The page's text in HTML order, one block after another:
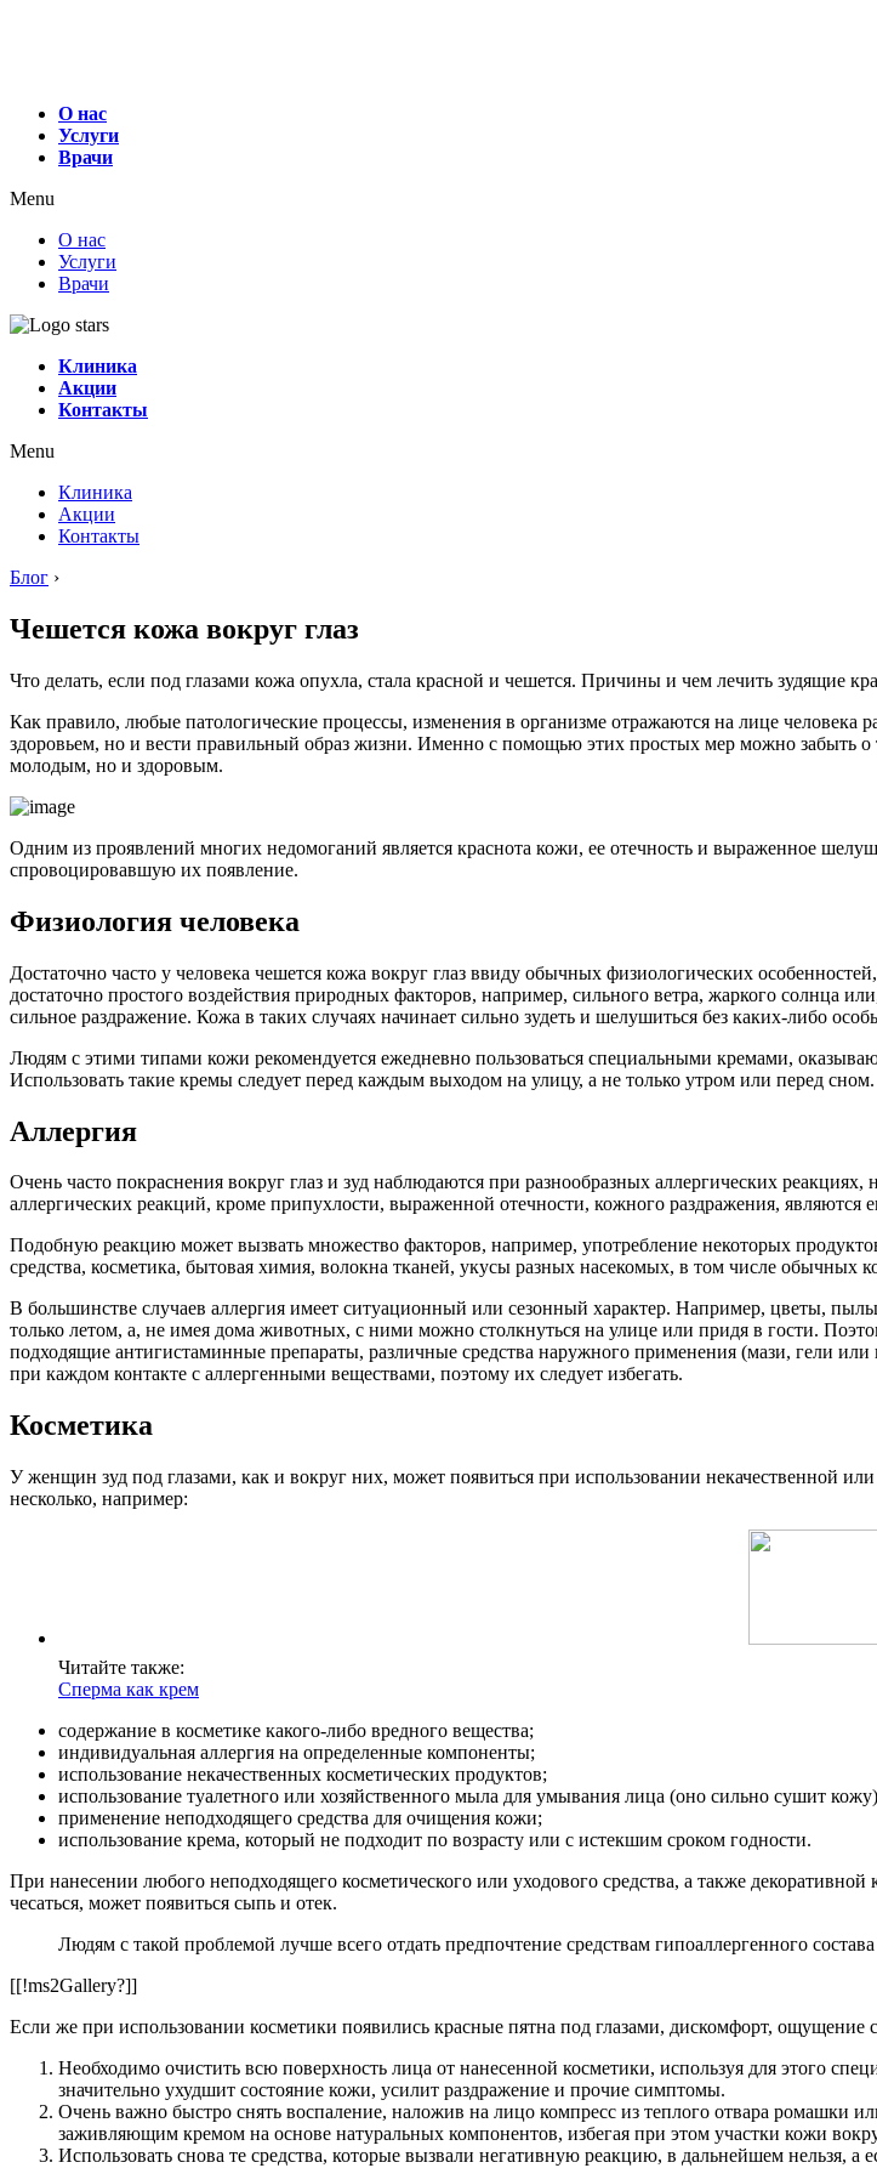
О нас
Услуги
Врачи
Menu
О нас
Услуги
Врачи
Клиника
Акции
Контакты
Menu
Клиника
Акции
Контакты
Блог ›
Чешется кожа вокруг глаз
Что делать, если под глазами кожа опухла, стала красной и чешется. Причины и чем лечить зудящие
Как правило, любые патологические процессы, изменения в организме отражаются на лице человека
здоровьем, но и вести правильный образ жизни. Именно с помощью этих простых мер можно забыть о
молодым, но и здоровым.
Одним из проявлений многих недомоганий является краснота кожи, ее отечность и выраженное
спровоцировавшую их появление.
Физиология человека
Достаточно часто у человека чешется кожа вокруг глаз ввиду обычных физиологических
достаточно простого воздействия природных факторов, например, сильного ветра, жаркого солнца
сильное раздражение. Кожа в таких случаях начинает сильно зудеть и шелушиться без каких-либо
Людям с этими типами кожи рекомендуется ежедневно пользоваться специальными кремами,
Использовать такие кремы следует перед каждым выходом на улицу, а не только утром или перед сном.
Аллергия
Очень часто покраснения вокруг глаз и зуд наблюдаются при разнообразных аллергических
аллергических реакций, кроме припухлости, выраженной отечности, кожного раздражения, являются
Подобную реакцию может вызвать множество факторов, например, употребление некоторых
средства, косметика, бытовая химия, волокна тканей, укусы разных насекомых, в том числе обычных
В большинстве случаев аллергия имеет ситуационный или сезонный характер. Например, цветы,
только летом, а, не имея дома животных, с ними можно столкнуться на улице или придя в гости.
подходящие антигистаминные препараты, различные средства наружного применения (мази, гели
при каждом контакте с аллергенными веществами, поэтому их следует избегать.
Косметика
У женщин зуд под глазами, как и вокруг них, может появиться при использовании некачественной
несколько, например:
Читайте также:
Сперма как крем
содержание в косметике какого-либо вредного вещества;
индивидуальная аллергия на определенные компоненты;
использование некачественных косметических продуктов;
использование туалетного или хозяйственного мыла для умывания лица (оно сильно сушит
применение неподходящего средства для очищения кожи;
использование крема, который не подходит по возрасту или с истекшим сроком годности.
При нанесении любого неподходящего косметического или уходового средства, а также
чесаться, может появиться сыпь и отек.
Людям с такой проблемой лучше всего отдать предпочтение средствам гипоаллергенного
[[!ms2Gallery?]]
Если же при использовании косметики появились красные пятна под глазами, дискомфорт,
Необходимо очистить всю поверхность лица от нанесенной косметики, используя для этого
значительно ухудшит состояние кожи, усилит раздражение и прочие симптомы.
Очень важно быстро снять воспаление, наложив на лицо компресс из теплого отвара ромашки
заживляющим кремом на основе натуральных компонентов, избегая при этом участки кожи
Использовать снова те средства, которые вызвали негативную реакцию, в дальнейшем нельзя, а